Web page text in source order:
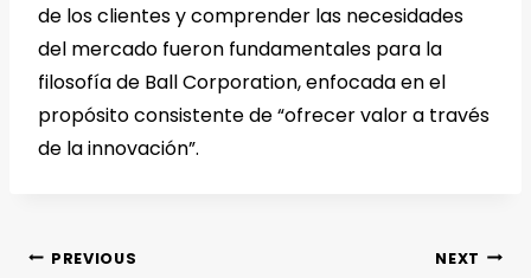
de los clientes y comprender las necesidades
del mercado fueron fundamentales para la
filosofía de Ball Corporation, enfocada en el
propósito consistente de “ofrecer valor a través
de la innovación”.
PREVIOUS NEXT